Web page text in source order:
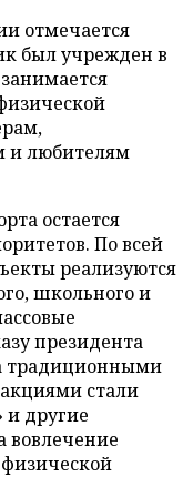
отмечается
был учрежден в
и любителям
остается
По всей
реализуются
школьного и
президента
традиционными
стали
и другие
вовлечение